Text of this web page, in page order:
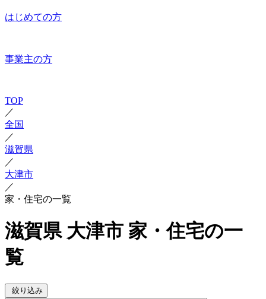
はじめての方
事業主の方
TOP
／
全国
／
滋賀県
／
大津市
／
家・住宅の一覧
滋賀県 大津市 家・住宅の一
覧
絞り込み